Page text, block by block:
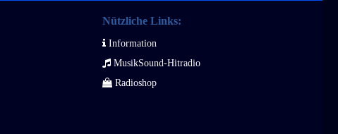
Nützliche Links:
Information
MusikSound-Hitradio
Radioshop